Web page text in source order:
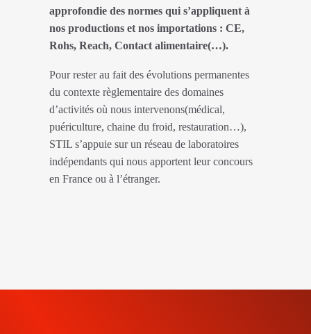
approfondie des normes qui s’appliquent à
nos productions et nos importations : CE,
Rohs, Reach, Contact alimentaire(…).
Pour rester au fait des évolutions permanentes
du contexte règlementaire des domaines
d’activités où nous intervenons(médical,
puériculture, chaine du froid, restauration…),
STIL s’appuie sur un réseau de laboratoires
indépendants qui nous apportent leur concours
en France ou à l’étranger.